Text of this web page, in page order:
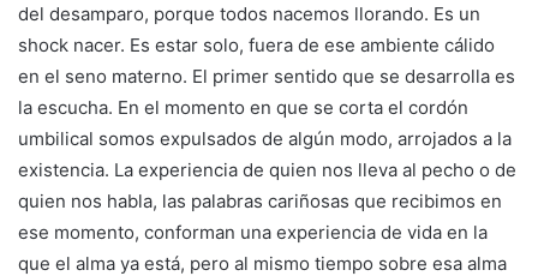
del desamparo, porque todos nacemos llorando. Es un
shock nacer. Es estar solo, fuera de ese ambiente cálido
en el seno materno. El primer sentido que se desarrolla es
la escucha. En el momento en que se corta el cordón
umbilical somos expulsados de algún modo, arrojados a la
existencia. La experiencia de quien nos lleva al pecho o de
quien nos habla, las palabras cariñosas que recibimos en
ese momento, conforman una experiencia de vida en la
que el alma ya está, pero al mismo tiempo sobre esa alma